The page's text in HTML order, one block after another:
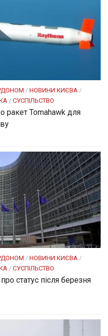
/ НОВИНИ КИЄВА /
/ СУСПІЛЬСТВО
ракет Tomahawk для
/ НОВИНИ КИЄВА /
/ СУСПІЛЬСТВО
статус після березня